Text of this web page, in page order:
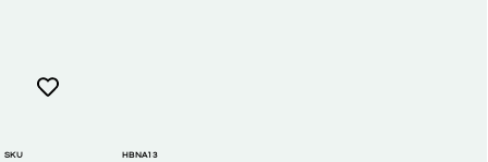
SKU HBNA13